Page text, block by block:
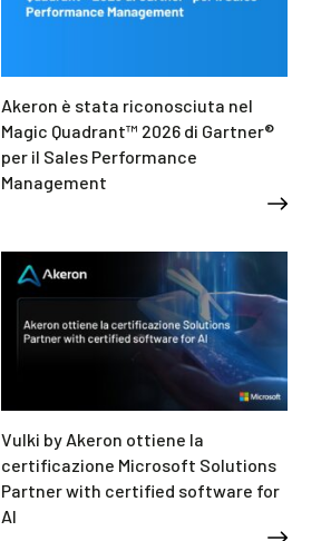
Akeron è stata riconosciuta nel
Magic Quadrant™ 2026 di Gartner®
per il Sales Performance
Management
Vulki by Akeron ottiene la
certificazione Microsoft Solutions
Partner with certified software for
AI